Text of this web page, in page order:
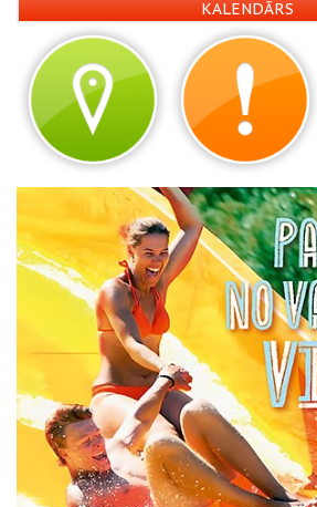
KALENDĀRS